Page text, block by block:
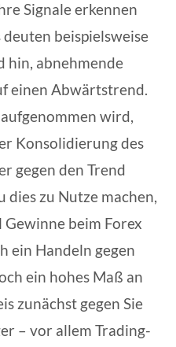
Signale erkennen
deuten beispielsweise
hin, abnehmende
einen Abwärtstrend.
wird,
Konsolidierung des
gegen den Trend
dies zu Nutze machen,
beim Forex
ein Handeln gegen
ein hohes Maß an
zunächst gegen Sie
– vor allem Trading-